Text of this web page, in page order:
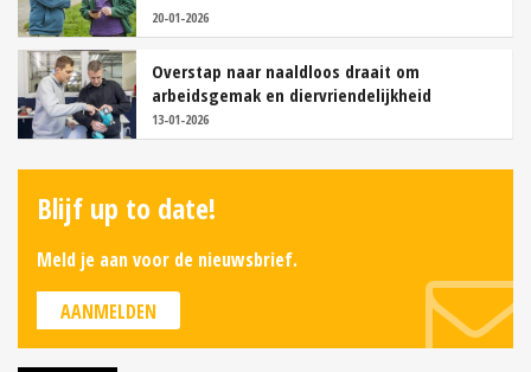
20-01-2026
Overstap naar naaldloos draait om
arbeidsgemak en diervriendelijkheid
13-01-2026
Blijf up to date!
Meld je aan voor de nieuwsbrief.
AANMELDEN